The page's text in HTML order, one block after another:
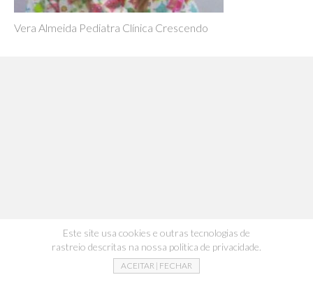
Vera Almeida Pediatra Clínica Crescendo
Este site usa cookies e outras tecnologias de
rastreio descritas na nossa politica de privacidade.
ACEITAR | FECHAR